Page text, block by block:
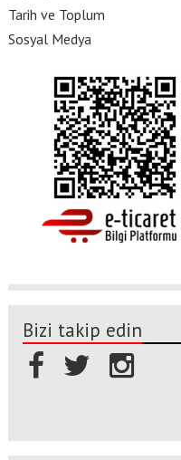
Tarih ve Toplum
Sosyal Medya
Bizi takip edin